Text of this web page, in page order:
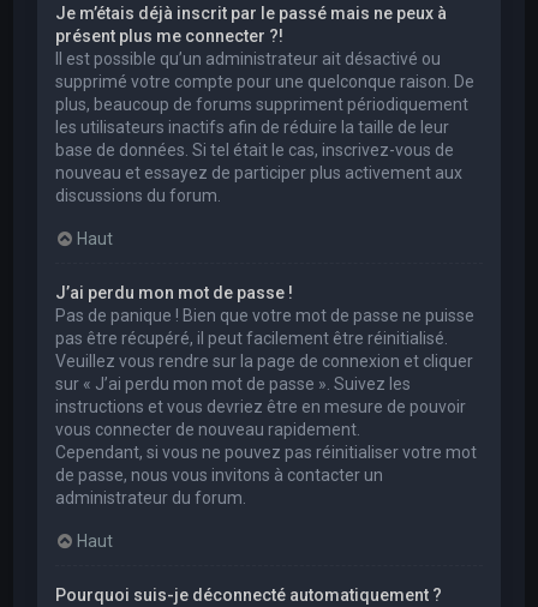
Je m’étais déjà inscrit par le passé mais ne peux à
présent plus me connecter ?!
Il est possible qu’un administrateur ait désactivé ou
supprimé votre compte pour une quelconque raison. De
plus, beaucoup de forums suppriment périodiquement
les utilisateurs inactifs afin de réduire la taille de leur
base de données. Si tel était le cas, inscrivez-vous de
nouveau et essayez de participer plus activement aux
discussions du forum.
Haut
J’ai perdu mon mot de passe !
Pas de panique ! Bien que votre mot de passe ne puisse
pas être récupéré, il peut facilement être réinitialisé.
Veuillez vous rendre sur la page de connexion et cliquer
sur « J’ai perdu mon mot de passe ». Suivez les
instructions et vous devriez être en mesure de pouvoir
vous connecter de nouveau rapidement.
Cependant, si vous ne pouvez pas réinitialiser votre mot
de passe, nous vous invitons à contacter un
administrateur du forum.
Haut
Pourquoi suis-je déconnecté automatiquement ?